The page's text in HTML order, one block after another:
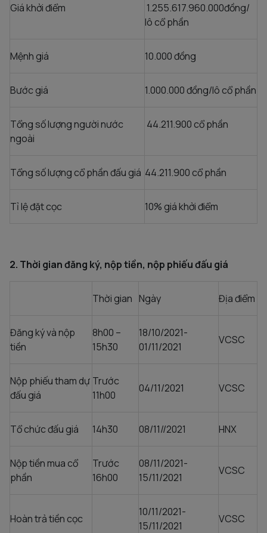
Giá khởi điểm
1.255.617.960.000đồng/
lô cổ phần
Mệnh giá 10.000 đồng
Bước giá 1.000.000 đồng/lô cổ phần
Tổng số lượng người nước
ngoài
44.211.900 cổ phần
Tổng số lượng cổ phần đấu giá 44.211.900 cổ phần
Tỉ lệ đặt cọc 10% giá khởi điểm
2. Thời gian đăng ký, nộp tiền, nộp phiếu đấu giá
Thời gian Ngày Địa điểm
Đăng ký và nộp
tiền
8h00 –
15h30
18/10/2021-
01/11/2021
VCSC
Nộp phiếu tham dự
đấu giá
Trước
11h00
04/11/2021 VCSC
Tổ chức đấu giá 14h30 08/11//2021 HNX
Nộp tiền mua cổ
phần
Trước
16h00
08/11/2021-
15/11/2021
VCSC
Hoàn trả tiền cọc
10/11/2021-
15/11/2021
VCSC